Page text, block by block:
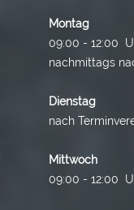
Montag
09:00 - 12:00
nachmittags
Dienstag
nach
Mittwoch
09:00 - 12:00